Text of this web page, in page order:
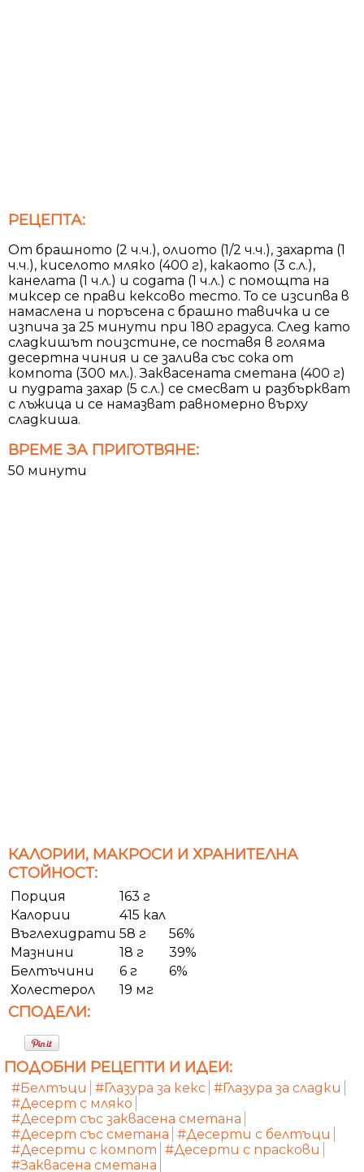
РЕЦЕПТА:
От брашното (2 ч.ч.), олиото (1/2 ч.ч.), захарта (1
ч.ч.), киселото мляко (400 г), какаото (3 с.л.),
канелата (1 ч.л.) и содата (1 ч.л.) с помощта на
миксер се прави кексово тесто. То се изсипва в
намаслена и поръсена с брашно тавичка и се
изпича за 25 минути при 180 градуса. След като
сладкишът поизстине, се поставя в голяма
десертна чиния и се залива със сока от
компота (300 мл.). Заквасената сметана (400 г)
и пудрата захар (5 с.л.) се смесват и разбъркват
с лъжица и се намазват равномерно върху
сладкиша.
ВРЕМЕ ЗА ПРИГОТВЯНЕ:
50 минути
КАЛОРИИ, МАКРОСИ И ХРАНИТЕЛНА
СТОЙНОСТ:
Порция
163 г
Калории
415 кал
Въглехидрати 58 г
56%
Мазнини
18 г
39%
Белтъчини
6 г
6%
Холестерол
19 мг
СПОДЕЛИ:
ПОДОБНИ РЕЦЕПТИ И ИДЕИ:
#Белтъци #Глазура за кекс #Глазура за сладки
#Десерт с мляко
#Десерт със заквасена сметана
#Десерт със сметана #Десерти с белтъци
#Десерти с компот #Десерти с праскови
#Заквасена сметана